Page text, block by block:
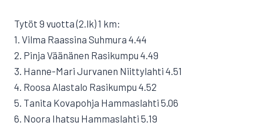
Tytöt 9 vuotta (2.lk) 1 km:
1. Vilma Raassina Suhmura 4.44
2. Pinja Väänänen Rasikumpu 4.49
3. Hanne-Mari Jurvanen Niittylahti 4.51
4. Roosa Alastalo Rasikumpu 4.52
5. Tanita Kovapohja Hammaslahti 5.06
6. Noora Ihatsu Hammaslahti 5.19